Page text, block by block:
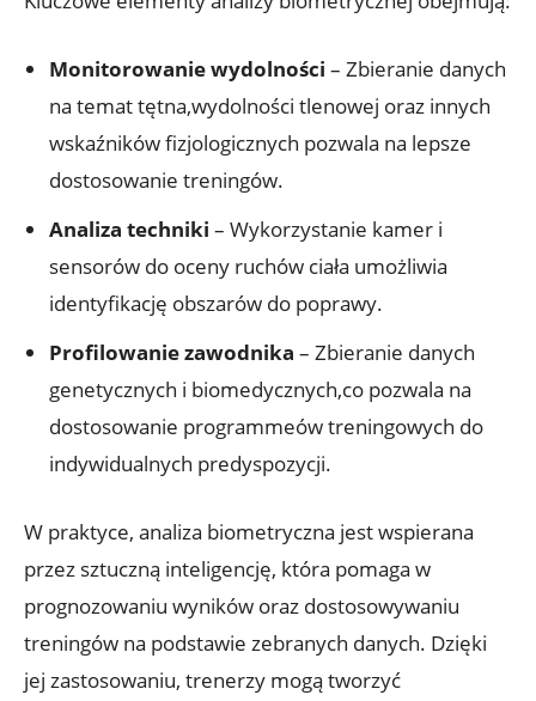
Monitorowanie wydolności – Zbieranie danych
na temat tętna,wydolności tlenowej oraz innych
wskaźników fizjologicznych pozwala na lepsze
dostosowanie treningów.
Analiza techniki – Wykorzystanie kamer i
sensorów do oceny ruchów ciała umożliwia
identyfikację obszarów do poprawy.
Profilowanie zawodnika – Zbieranie danych
genetycznych i biomedycznych,co pozwala na
dostosowanie programmeów treningowych do
indywidualnych predyspozycji.
W praktyce, analiza biometryczna jest wspierana
przez sztuczną inteligencję, która pomaga w
prognozowaniu wyników oraz dostosowywaniu
treningów na podstawie zebranych danych. Dzięki
jej zastosowaniu, trenerzy mogą tworzyć